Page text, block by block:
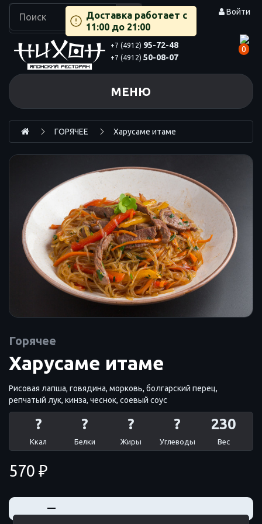
Войти
Доставка работает с
11:00 до 21:00
+7 (4912) 95-72-48
+7 (4912) 50-08-07
0
МЕНЮ
ГОРЯЧЕЕ Харусаме итаме
Горячее
Харусаме итаме
Рисовая лапша, говядина, морковь, болгарский перец,
репчатый лук, кинза, чеснок, соевый соус
? ? ? ? 230
Ккал Белки Жиры Углеводы Вес
570 ₽
—